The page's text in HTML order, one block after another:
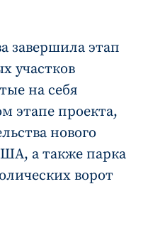
завершила этап
участков
на себя
этапе проекта,
нового
а также парка
ворот